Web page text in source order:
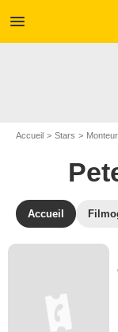
menu
Accueil Stars
Accueil